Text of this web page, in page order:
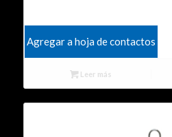
Agregar a hoja de contactos
Leer más